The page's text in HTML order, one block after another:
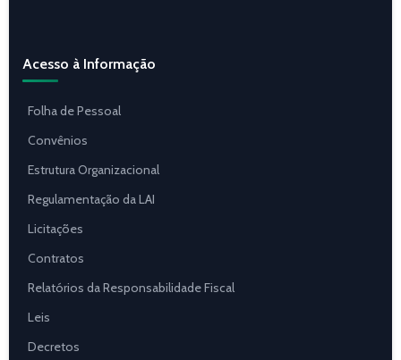
Acesso à Informação
Folha de Pessoal
Convênios
Estrutura Organizacional
Regulamentação da LAI
Licitações
Contratos
Relatórios da Responsabilidade Fiscal
Leis
Decretos